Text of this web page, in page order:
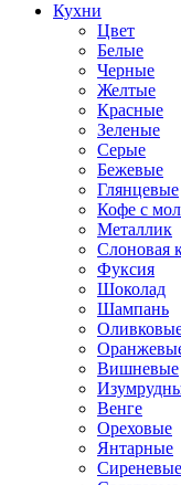
Кухни
Цвет
Белые
Черные
Желтые
Красные
Зеленые
Серые
Бежевые
Глянцевые
Кофе с
Металлик
Слоновая
Фуксия
Шоколад
Шампань
Вишневые
Венге
Ореховые
Янтарные
Сиреневые